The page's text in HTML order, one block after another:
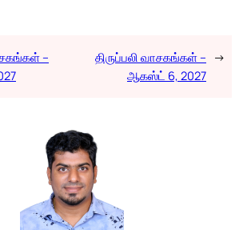
–
திருப்பலி வாசகங்கள் –
ஆகஸ்ட் 6, 2027
→